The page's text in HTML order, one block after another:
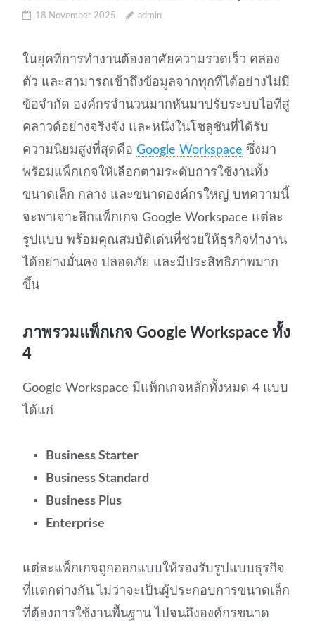
18 November 2025 admin
ในยุคที่การทำงานต้องอาศัยความรวดเร็ว คล่อง
ตัว และสามารถเข้าถึงข้อมูลจากทุกที่ได้อย่างไม่มี
ข้อจำกัด องค์กรจำนวนมากหันมาปรับระบบไอทีสู่
คลาวด์อย่างจริงจัง และหนึ่งในโซลูชันที่ได้รับ
ความนิยมสูงที่สุดคือGoogle Workspace ซึ่งมา
พร้อมแพ็กเกจให้เลือกตามระดับการใช้งานทั้ง
ขนาดเล็ก กลาง และขนาดองค์กรใหญ่ บทความนี้
จะพาเจาะลึกแพ็กเกจ Google Workspace แต่ละ
รูปแบบ พร้อมคุณสมบัติเด่นที่ช่วยให้ธุรกิจทำงาน
ได้อย่างมั่นคง ปลอดภัย และมีประสิทธิภาพมาก
ขึ้น
ภาพรวมแพ็กเกจ Google Workspace ทั้ง
4
Google Workspace มีแพ็กเกจหลักทั้งหมด 4 แบบ
ได้แก่
Business Starter
Business Standard
Business Plus
Enterprise
แต่ละแพ็กเกจถูกออกแบบให้รองรับรูปแบบธุรกิจ
ที่แตกต่างกัน ไม่ว่าจะเป็นผู้ประกอบการขนาดเล็ก
ที่ต้องการใช้งานพื้นฐาน ไปจนถึงองค์กรขนาด